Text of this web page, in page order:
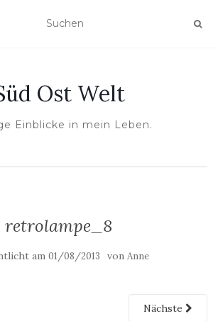
Ost Welt
Einblicke in mein Leben.
retrolampe_8
am 01/08/2013 von Anne
Nächste